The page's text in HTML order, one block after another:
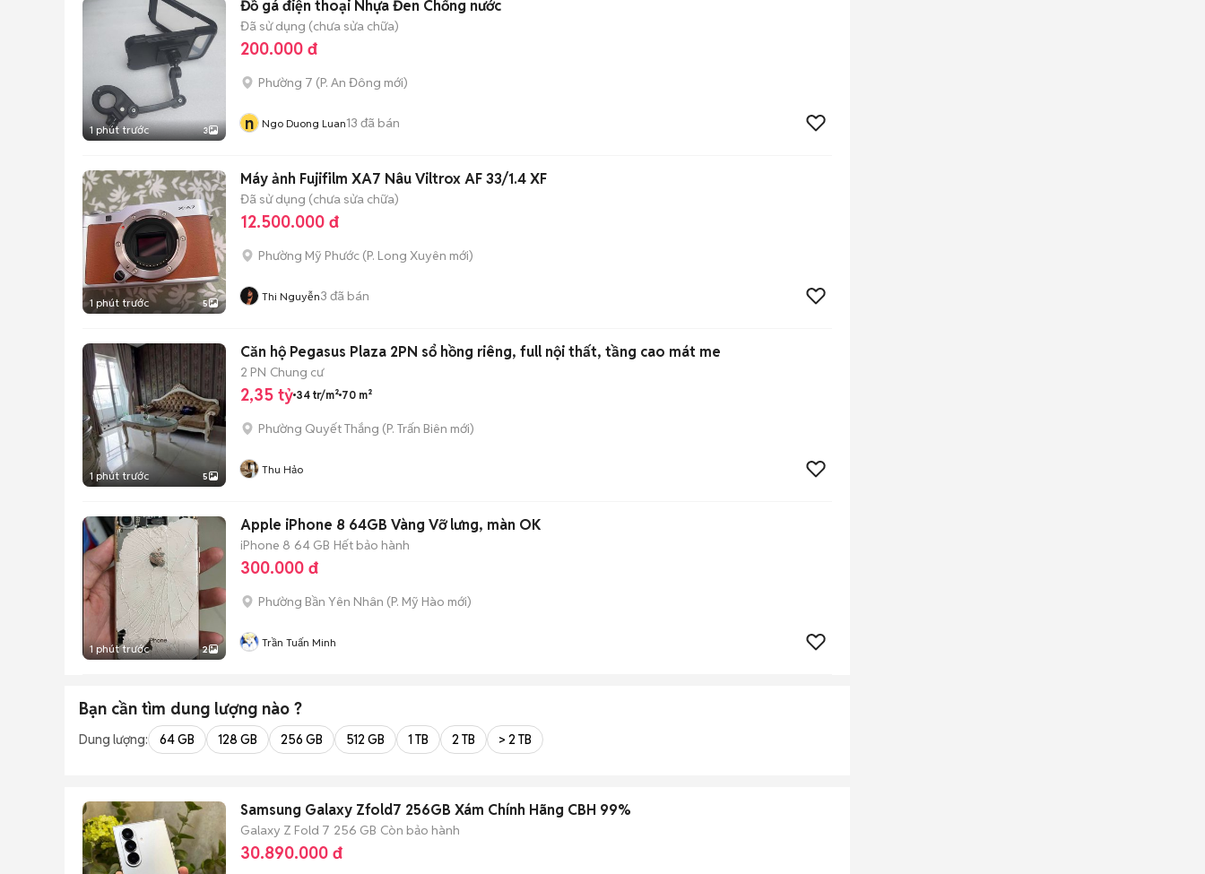
1 phút trước 3
Đồ gá điện thoại Nhựa Đen Chống nước
Đã sử dụng (chưa sửa chữa)
200.000 đ
Phường 7 (P. An Đông mới)
n Ngo Duong Luan13 đã bán
1 phút trước 5
Máy ảnh Fujifilm XA7 Nâu Viltrox AF 33/1.4 XF
Đã sử dụng (chưa sửa chữa)
12.500.000 đ
Phường Mỹ Phước (P. Long Xuyên mới)
Thi Nguyễn3 đã bán
1 phút trước 5
Căn hộ Pegasus Plaza 2PN sổ hồng riêng, full nội thất, tầng cao mát me
2 PN Chung cư
2,35 tỷ 34 tr/m² 70 m²
Phường Quyết Thắng (P. Trấn Biên mới)
Thu Hảo
1 phút trước 2
Apple iPhone 8 64GB Vàng Vỡ lưng, màn OK
iPhone 8 64 GB Hết bảo hành
300.000 đ
Phường Bần Yên Nhân (P. Mỹ Hào mới)
Trần Tuấn Minh
Bạn cần tìm dung lượng nào ?
Dung lượng: 64 GB 128 GB 256 GB 512 GB 1 TB 2 TB > 2 TB
Samsung Galaxy Zfold7 256GB Xám Chính Hãng CBH 99%
Galaxy Z Fold 7 256 GB Còn bảo hành
30.890.000 đ